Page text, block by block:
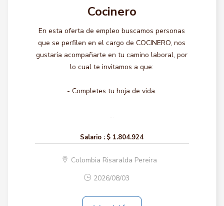
Cocinero
En esta oferta de empleo buscamos personas
que se perfilen en el cargo de COCINERO, nos
gustaría acompañarte en tu camino laboral, por
lo cual te invitamos a que:
- Completes tu hoja de vida.
...
Salario : $ 1.804.924
Colombia Risaralda Pereira
2026/08/03